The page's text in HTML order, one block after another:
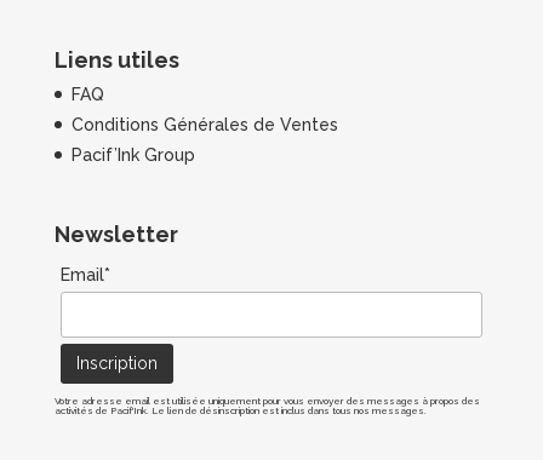
Liens utiles
FAQ
Conditions Générales de Ventes
Pacif’Ink Group
Newsletter
Email*
Votre adresse email est utilisée uniquement pour vous envoyer des messages à propos des
activités de Pacif'Ink. Le lien de désinscription est inclus dans tous nos messages.